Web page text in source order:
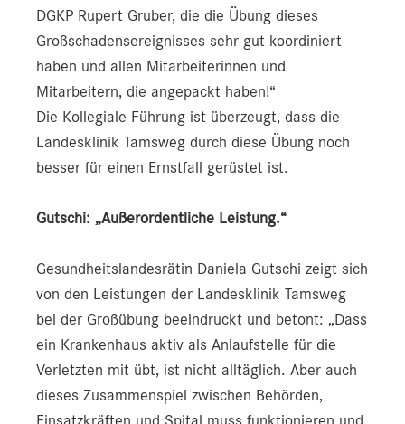
DGKP Rupert Gruber, die die Übung dieses
Großschadensereignisses sehr gut koordiniert
haben und allen Mitarbeiterinnen und
Mitarbeitern, die angepackt haben!“
Die Kollegiale Führung ist überzeugt, dass die
Landesklinik Tamsweg durch diese Übung noch
besser für einen Ernstfall gerüstet ist.
Gutschi: „Außerordentliche Leistung.“
Gesundheitslandesrätin Daniela Gutschi zeigt sich
von den Leistungen der Landesklinik Tamsweg
bei der Großübung beeindruckt und betont: „Dass
ein Krankenhaus aktiv als Anlaufstelle für die
Verletzten mit übt, ist nicht alltäglich. Aber auch
dieses Zusammenspiel zwischen Behörden,
Einsatzkräften und Spital muss funktionieren und